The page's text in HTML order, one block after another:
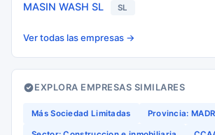
MASIN WASH SL SL
Ver todas las empresas →
EXPLORA EMPRESAS SIMILARES
Más Sociedad Limitadas Provincia: